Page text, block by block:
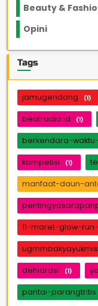
Beauty &
Opini
Tags
jamugendong (1)
beatradio.id (1)
berkendara-
kompetisi (1)
manfaat-daun-
11-maret-glow-
dehidrasi (1)
pantai-parangtritis